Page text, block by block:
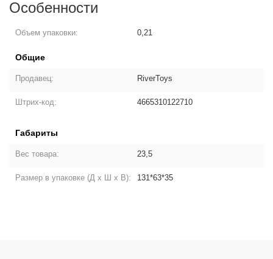
Особенности
Объем упаковки: 0,21
Общие
Продавец: RiverToys
Штрих-код: 4665310122710
Габариты
Вес товара: 23,5
Размер в упаковке (Д х Ш х В): 131*63*35